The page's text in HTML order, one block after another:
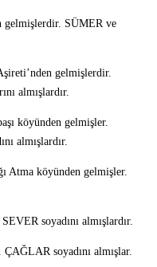
gelmişlerdir. SÜMER ve
gelmişlerdir.
almışlardır.
köyünden gelmişler.
almışlardır.
Atma köyünden gelmişler.
soyadını almışlardır.
soyadını almışlar.